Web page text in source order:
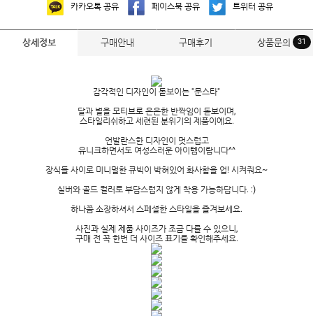
카카오톡 공유 페이스북 공유 트위터 공유
상세정보 구매안내 구매후기 31
상품문의
감각적인 디자인이 돋보이는 "문스타"
달과 별을 모티브로 은은한 반짝임이 돋보이며,
스타일리쉬하고 세련된 분위기의 제품이에요.
언발란스한 디자인이 멋스럽고
유니크하면서도 여성스러운 아이템이랍니다^^
장식들 사이로 미니멀한 큐빅이 박혀있어 화사함을 업! 시켜줘요~
실버와 골드 컬러로 부담스럽지 않게 착용 가능하답니다. :)
하나쯤 소장하셔서 스페셜한 스타일을 즐겨보세요.
사진과 실제 제품 사이즈가 조금 다를 수 있으니,
구매 전 꼭 한번 더 사이즈 표기를 확인해주세요.